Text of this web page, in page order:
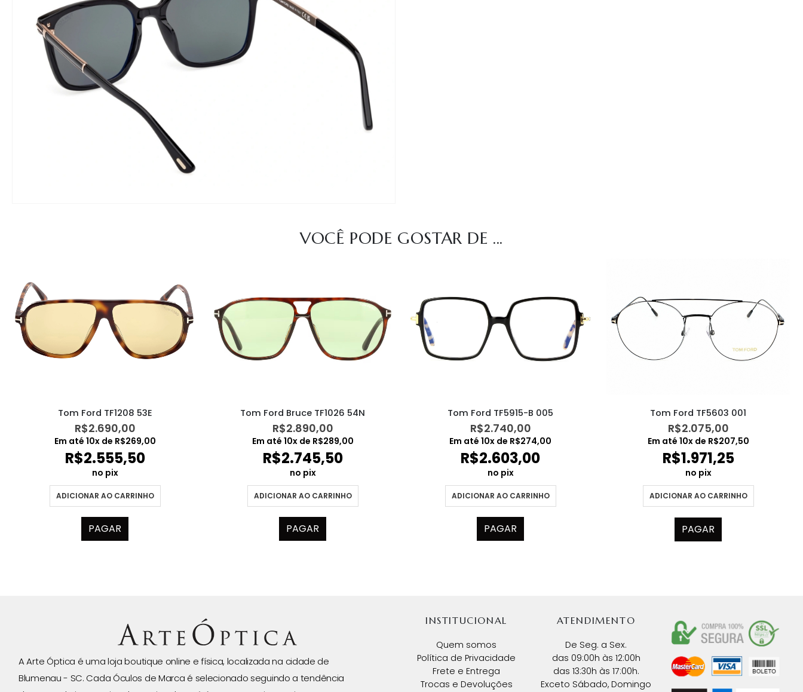
VOCÊ PODE GOSTAR DE ...
Tom Ford TF1208 53E
R$2.690,00
Em até 10x de R$269,00
R$2.555,50
no pix
ADICIONAR AO CARRINHO
PAGAR
Tom Ford Bruce TF1026 54N
R$2.890,00
Em até 10x de R$289,00
R$2.745,50
no pix
ADICIONAR AO CARRINHO
PAGAR
Tom Ford TF5915-B 005
R$2.740,00
Em até 10x de R$274,00
R$2.603,00
no pix
ADICIONAR AO CARRINHO
PAGAR
Tom Ford TF5603 001
R$2.075,00
Em até 10x de R$207,50
R$1.971,25
no pix
ADICIONAR AO CARRINHO
PAGAR
A Arte Óptica é uma loja boutique online e física, localizada na cidade de
Blumenau - SC. Cada Óculos de Marca é selecionado seguindo a tendência
INSTITUCIONAL
Quem somos
Política de Privacidade
Frete e Entrega
Trocas e Devoluções
ATENDIMENTO
De Seg. a Sex.
das 09:00h às 12:00h
das 13:30h às 17:00h.
Exceto Sábado, Domingo